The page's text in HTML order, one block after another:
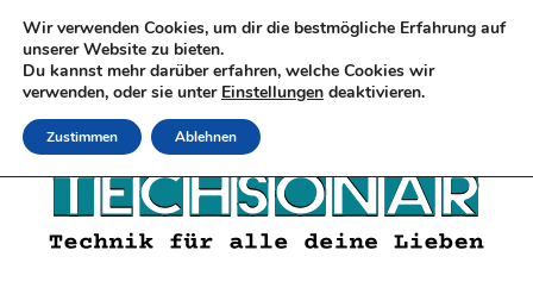
Wir verwenden Cookies, um dir die bestmögliche Erfahrung auf
unserer Website zu bieten.
Du kannst mehr darüber erfahren, welche Cookies wir
verwenden, oder sie unter Einstellungen deaktivieren.
Zustimmen Ablehnen